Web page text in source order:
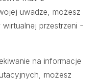
uwadze, możesz
przestrzeni -
na informacje
możesz